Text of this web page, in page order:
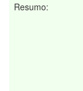
Resumo: